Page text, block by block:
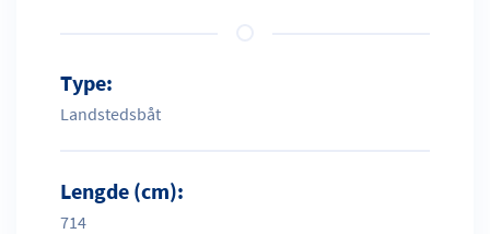
Type:
Landstedsbåt
Lengde (cm):
714